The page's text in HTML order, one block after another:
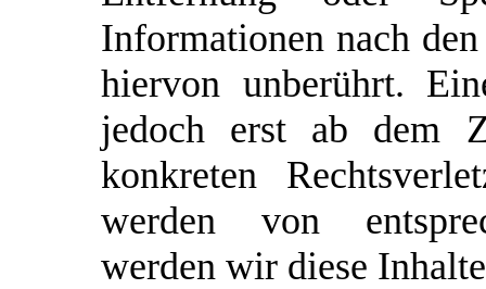
Informationen nach
hiervon unberührt.
jedoch erst ab dem
konkreten
werden von
werden wir diese